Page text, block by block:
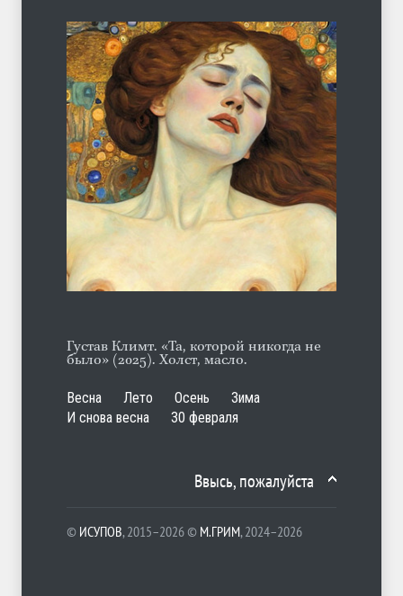
Марципан (из Агнии Барто)
ЛЕТО 31.07.2026
А ещё борода
ЛЕТО 07.08.2026
Густав Климт. «Та, которой никогда не
было» (2025). Холст, масло.
Весна Лето Осень
Зима
И снова весна
30 февраля
Ввысь, пожалуйста
© ИСУПОВ, 2015–2026 © М.ГРИМ, 2024–2026